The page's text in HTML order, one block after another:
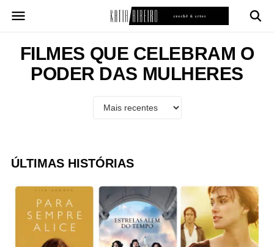
para
conteúdoFILMES QUE CELEBRAM O
PODER DAS MULHERES
ÚLTIMAS HISTÓRIAS